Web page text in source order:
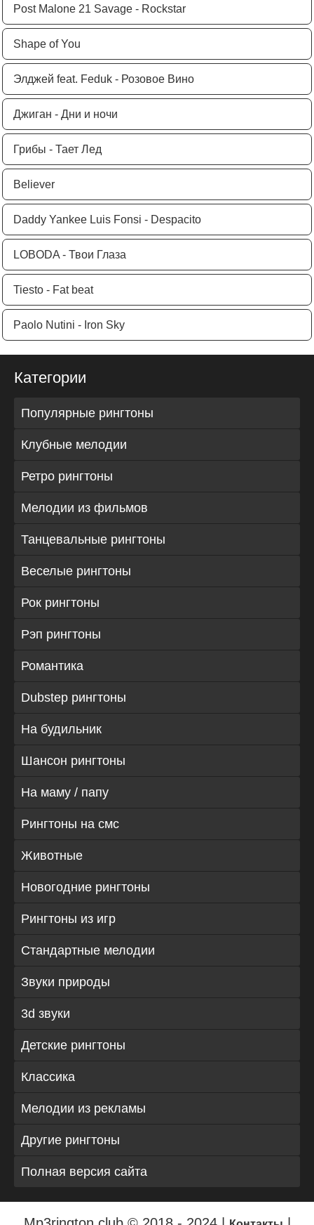
Post Malone 21 Savage - Rockstar
Shape of You
Элджей feat. Feduk - Розовое Вино
Джиган - Дни и ночи
Грибы - Тает Лед
Believer
Daddy Yankee Luis Fonsi - Despacito
LOBODA - Твои Глаза
Tiesto - Fat beat
Paolo Nutini - Iron Sky
Категории
Популярные рингтоны
Клубные мелодии
Ретро рингтоны
Мелодии из фильмов
Танцевальные рингтоны
Веселые рингтоны
Рок рингтоны
Рэп рингтоны
Романтика
Dubstep рингтоны
На будильник
Шансон рингтоны
На маму / папу
Рингтоны на смс
Животные
Новогодние рингтоны
Рингтоны из игр
Стандартные мелодии
Звуки природы
3d звуки
Детские рингтоны
Классика
Мелодии из рекламы
Другие рингтоны
Полная версия сайта